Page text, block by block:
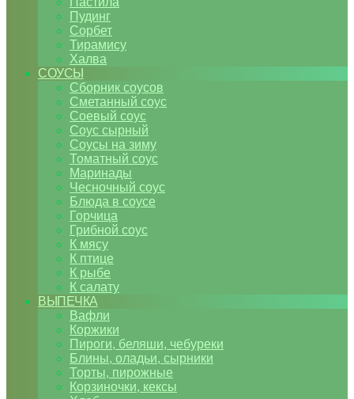
Пудинг
Сорбет
Тирамису
Халва
СОУСЫ
Сборник соусов
Сметанный соус
Соевый соус
Соус сырный
Соусы на зиму
Томатный соус
Маринады
Чесночный соус
Блюда в соусе
Горчица
Грибной соус
К мясу
К птице
К рыбе
К салату
ВЫПЕЧКА
Вафли
Коржики
Пироги, беляши, чебуреки
Блины, оладьи, сырники
Торты, пирожные
Корзиночки, кексы